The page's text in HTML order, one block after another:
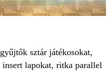
sztár játékosokat,
insert lapokat, ritka parallel